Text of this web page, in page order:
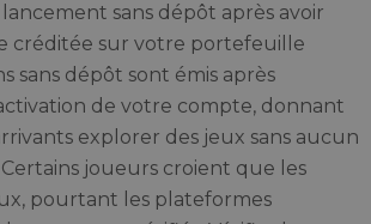
sans dépôt après avoir
créditée sur votre portefeuille
sans dépôt sont émis après
de votre compte, donnant
explorer des jeux sans aucun
joueurs croient que les
pourtant les plateformes